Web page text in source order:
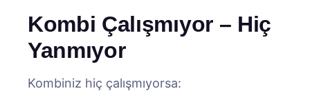
Kombi Çalışmıyor – Hiç
Yanmıyor
Kombiniz hiç çalışmıyorsa: